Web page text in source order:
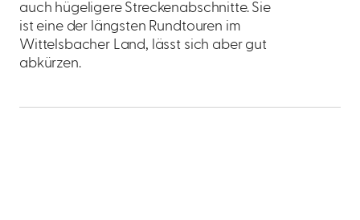
auch hügeligere Streckenabschnitte. Sie
ist eine der längsten Rundtouren im
Wittelsbacher Land, lässt sich aber gut
abkürzen.